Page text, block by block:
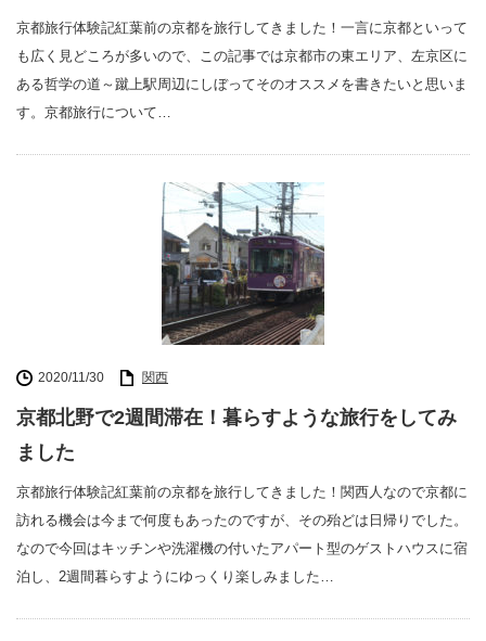
京都旅行体験記紅葉前の京都を旅行してきました！一言に京都といって
も広く見どころが多いので、この記事では京都市の東エリア、左京区に
ある哲学の道～蹴上駅周辺にしぼってそのオススメを書きたいと思いま
す。京都旅行について…
2020/11/30 関西
京都北野で2週間滞在！暮らすような旅行をしてみ
ました
京都旅行体験記紅葉前の京都を旅行してきました！関西人なので京都に
訪れる機会は今まで何度もあったのですが、その殆どは日帰りでした。
なので今回はキッチンや洗濯機の付いたアパート型のゲストハウスに宿
泊し、2週間暮らすようにゆっくり楽しみました…